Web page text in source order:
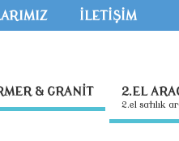
İLETİŞİM
& GRANİT 2.EL
2.el satılık